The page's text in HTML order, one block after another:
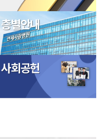
층별안내
사회공헌